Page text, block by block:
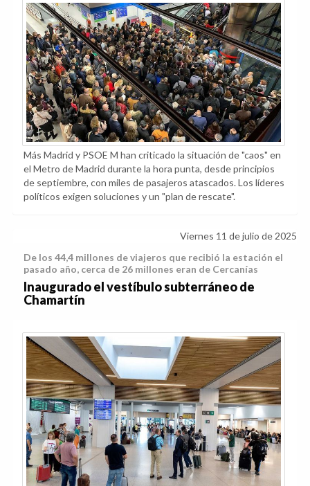
Más Madrid y PSOE M han criticado la situación de "caos" en
el Metro de Madrid durante la hora punta, desde principios
de septiembre, con miles de pasajeros atascados. Los líderes
políticos exigen soluciones y un "plan de rescate".
Viernes 11 de julio de 2025
De los 44,4 millones de viajeros que recibió la estación el
pasado año, cerca de 26 millones eran de Cercanías
Inaugurado el vestíbulo subterráneo de
Chamartín